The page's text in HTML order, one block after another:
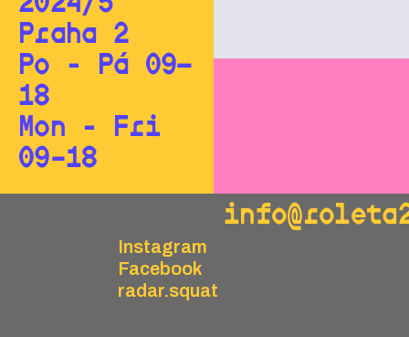
Praha 2
Po - Pá 09—
18
Mon - Fri
09–18
Instagram
Facebook
radar.squat